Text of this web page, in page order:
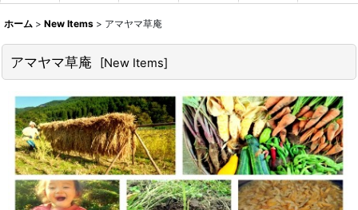
ホーム > New Items > アマヤマ草庵
アマヤマ草庵 [New Items]